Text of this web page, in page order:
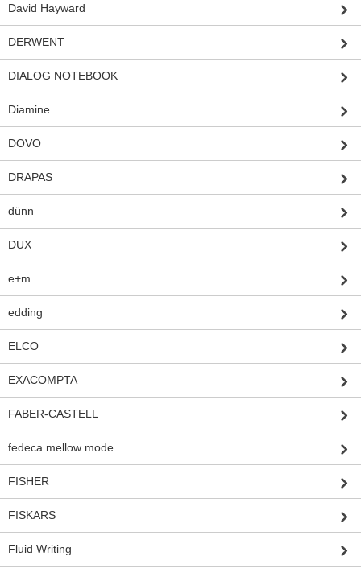
David Hayward
DERWENT
DIALOG NOTEBOOK
Diamine
DOVO
DRAPAS
dünn
DUX
e+m
edding
ELCO
EXACOMPTA
FABER-CASTELL
fedeca mellow mode
FISHER
FISKARS
Fluid Writing